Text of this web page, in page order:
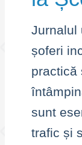
Jurnalul
șoferi
practică
sunt
trafic și